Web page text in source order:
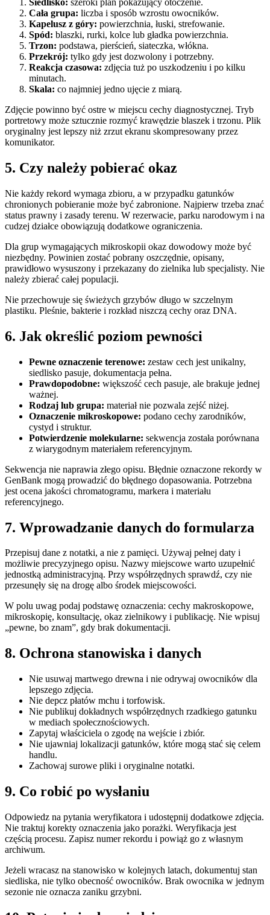
Siedlisko: szeroki plan pokazujący otoczenie.
Cała grupa: liczba i sposób wzrostu owocników.
Kapelusz z góry: powierzchnia, łuski, strefowanie.
Spód: blaszki, rurki, kolce lub gładka powierzchnia.
Trzon: podstawa, pierścień, siateczka, włókna.
Przekrój: tylko gdy jest dozwolony i potrzebny.
Reakcja czasowa: zdjęcia tuż po uszkodzeniu i po kilku
minutach.
Skala: co najmniej jedno ujęcie z miarą.
Zdjęcie powinno być ostre w miejscu cechy diagnostycznej. Tryb
portretowy może sztucznie rozmyć krawędzie blaszek i trzonu. Plik
oryginalny jest lepszy niż zrzut ekranu skompresowany przez
komunikator.
5. Czy należy pobierać okaz
Nie każdy rekord wymaga zbioru, a w przypadku gatunków
chronionych pobieranie może być zabronione. Najpierw trzeba znać
status prawny i zasady terenu. W rezerwacie, parku narodowym i na
cudzej działce obowiązują dodatkowe ograniczenia.
Dla grup wymagających mikroskopii okaz dowodowy może być
niezbędny. Powinien zostać pobrany oszczędnie, opisany,
prawidłowo wysuszony i przekazany do zielnika lub specjalisty. Nie
należy zbierać całej populacji.
Nie przechowuje się świeżych grzybów długo w szczelnym
plastiku. Pleśnie, bakterie i rozkład niszczą cechy oraz DNA.
6. Jak określić poziom pewności
Pewne oznaczenie terenowe: zestaw cech jest unikalny,
siedlisko pasuje, dokumentacja pełna.
Prawdopodobne: większość cech pasuje, ale brakuje jednej
ważnej.
Rodzaj lub grupa: materiał nie pozwala zejść niżej.
Oznaczenie mikroskopowe: podano cechy zarodników,
cystyd i struktur.
Potwierdzenie molekularne: sekwencja została porównana
z wiarygodnym materiałem referencyjnym.
Sekwencja nie naprawia złego opisu. Błędnie oznaczone rekordy w
GenBank mogą prowadzić do błędnego dopasowania. Potrzebna
jest ocena jakości chromatogramu, markera i materiału
referencyjnego.
7. Wprowadzanie danych do formularza
Przepisuj dane z notatki, a nie z pamięci. Używaj pełnej daty i
możliwie precyzyjnego opisu. Nazwy miejscowe warto uzupełnić
jednostką administracyjną. Przy współrzędnych sprawdź, czy nie
przesunęły się na drogę albo środek miejscowości.
W polu uwag podaj podstawę oznaczenia: cechy makroskopowe,
mikroskopię, konsultację, okaz zielnikowy i publikację. Nie wpisuj
„pewne, bo znam”, gdy brak dokumentacji.
8. Ochrona stanowiska i danych
Nie usuwaj martwego drewna i nie odrywaj owocników dla
lepszego zdjęcia.
Nie depcz płatów mchu i torfowisk.
Nie publikuj dokładnych współrzędnych rzadkiego gatunku
w mediach społecznościowych.
Zapytaj właściciela o zgodę na wejście i zbiór.
Nie ujawniaj lokalizacji gatunków, które mogą stać się celem
handlu.
Zachowaj surowe pliki i oryginalne notatki.
9. Co robić po wysłaniu
Odpowiedz na pytania weryfikatora i udostępnij dodatkowe zdjęcia.
Nie traktuj korekty oznaczenia jako porażki. Weryfikacja jest
częścią procesu. Zapisz numer rekordu i powiąż go z własnym
archiwum.
Jeżeli wracasz na stanowisko w kolejnych latach, dokumentuj stan
siedliska, nie tylko obecność owocników. Brak owocnika w jednym
sezonie nie oznacza zaniku grzybni.